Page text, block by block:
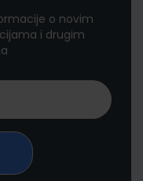
o novim
i drugim